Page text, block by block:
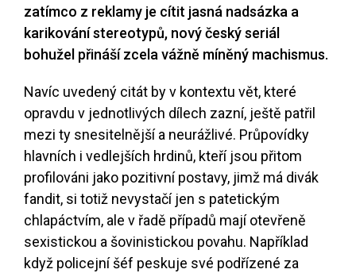
zatímco z reklamy je cítit jasná nadsázka a
karikování stereotypů, nový český seriál
bohužel přináší zcela vážně míněný machismus.
Navíc uvedený citát by v kontextu vět, které
opravdu v jednotlivých dílech zazní, ještě patřil
mezi ty snesitelnější a neurážlivé. Průpovídky
hlavních i vedlejších hrdinů, kteří jsou přitom
profilováni jako pozitivní postavy, jimž má divák
fandit, si totiž nevystačí jen s patetickým
chlapáctvím, ale v řadě případů mají otevřeně
sexistickou a šovinistickou povahu. Například
když policejní šéf peskuje své podřízené za